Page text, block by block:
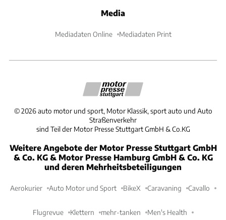
Media
Mediadaten Online Mediadaten Print
©2026 auto motor und sport, Motor Klassik, sport auto und Auto
Straßenverkehr
sind Teil der Motor Presse Stuttgart GmbH & Co.KG
Weitere Angebote der Motor Presse Stuttgart GmbH
& Co. KG & Motor Presse Hamburg GmbH & Co. KG
und deren Mehrheitsbeteiligungen
Aerokurier Auto Motor und Sport BikeX Caravaning Cavallo
Flugrevue Klettern mehr-tanken Men's Health